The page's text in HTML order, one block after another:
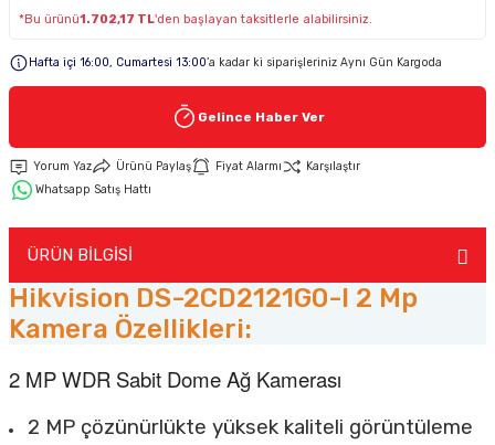
Keypad-Tuş Takımı Ürünler
Hırsız Alarm Aksesuarlar
*Bu ürünü1.702,17 TL'den başlayan taksitlerle alabilirsiniz.
Hafta içi 16:00, Cumartesi 13:00’a kadar ki siparişleriniz Aynı Gün Kargoda
Gelince Haber Ver
Yorum Yaz Ürünü Paylaş Fiyat Alarmı
Karşılaştır
Whatsapp Satış Hattı
ÜRÜN BİLGİSİ
Hikvision DS-2CD2121G0-I 2 Mp
Kamera Özellikleri:
2 MP WDR Sabit Dome Ağ Kamerası
2 MP çözünürlükte yüksek kaliteli görüntüleme